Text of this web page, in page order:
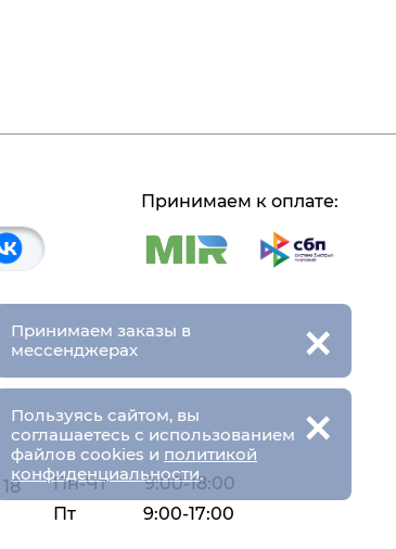
Принимаем к оплате:
Пн-Чт
9:00-18:00
Пт
9:00-17:00
Пользуясь сайтом, вы
соглашаетесь с использованием
файлов cookies и политикой
конфиденциальности.
×
Принимаем заказы в
мессенджерах
×